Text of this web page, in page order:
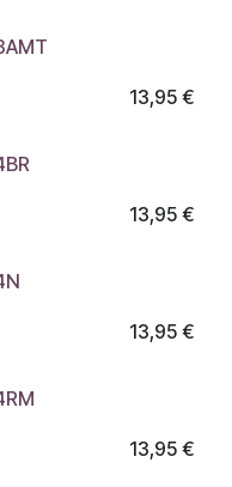
13,95€
13,95€
13,95€
13,95€